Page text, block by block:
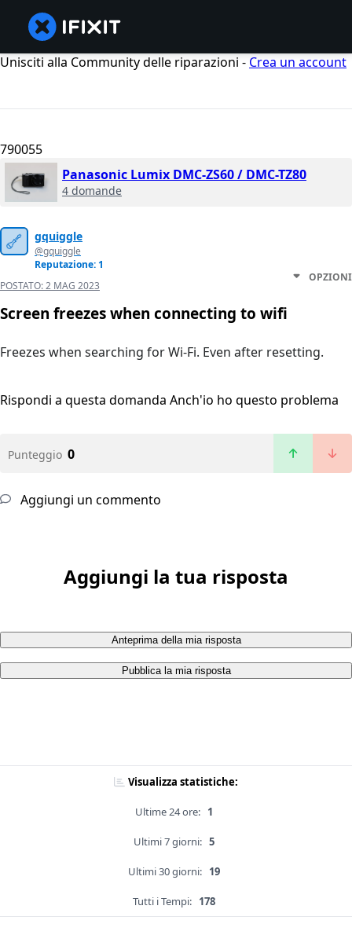
Unisciti alla Community delle riparazioni - Crea un account
790055
Panasonic Lumix DMC-ZS60 / DMC-TZ80
4 domande
gquiggle
@gquiggle
Reputazione: 1
POSTATO:2 MAG 2023
OPZIONI
Screen freezes when connecting to wifi
Freezes when searching for Wi-Fi. Even after resetting.
Rispondi a questa domanda Anch'io ho questo problema
Punteggio 0
Aggiungi un commento
Aggiungi la tua risposta
Anteprima della mia risposta
Pubblica la mia risposta
Visualizza statistiche:
Ultime 24 ore: 1
Ultimi 7 giorni: 5
Ultimi 30 giorni: 19
Tutti i Tempi: 178